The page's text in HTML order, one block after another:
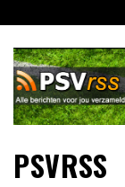
naar
inhoud
PSVRSS